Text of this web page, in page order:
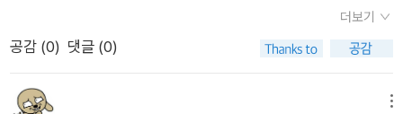
P 재단. 이 만화 시리즈가 언제까지 이어질지도 궁금해진다. 아마
남자아이들이라면 매우 재미있게 읽을 것 같은 만화 시리즈다.​​*
cpko.wikidot.com/
광화문에 있는 세종대왕 동상 또한 SCP였다는 재미난 상상력이
소개되었었어요. ​부신교가 숭배하는 여신, 메카네.태초부터 존재
했으며 온몸이 금속과 기계 부품으로 이루어졌다는 기계 여신을
부신교는 부활시키려는게 그들의 목적이에요. ​ ​그런데 지난 편에
형식으로 SCP 재단에 대한 이야기를 재미있게 풀어내었으며, S
CP 재단에 대한 이해를 쉽게 할 수 있도록 만들어졌어요.이 책을
미로운 이야기를 즐길 수 있을 것 같다는 생각이 들었어요.SCP
에밀리는 떠나게 되고 쉽게 깨어나지 못하는 제임스를 요한나가
돌보게 됩니다.한편 SCP-882는 메카네의 신체, 심장이라 여겨
카네의 심장이 따로 있으며 위협을 알리라는 메세지를 받게 된 크
더보기
공감 (0) 댓글 (0)